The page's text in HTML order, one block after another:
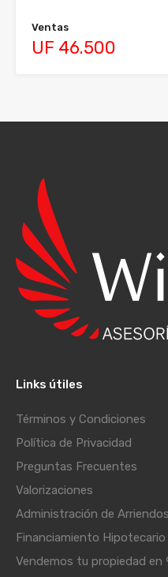
Ventas
UF 46.500
Links útiles
Términos y Condiciones
Política de Privacidad
Preguntas Frecuentes
Valorizaciones
Administración de Arriendos
Financiamiento Hipotecario
Vendemos tu propiedad en